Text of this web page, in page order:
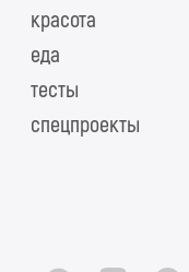
красота
еда
тесты
спецпроекты